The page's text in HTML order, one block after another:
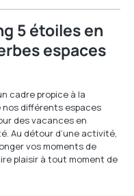
5 étoiles en
espaces
cadre propice à la
différents espaces
des vacances en
Au détour d’une activité,
vos moments de
plaisir à tout moment de